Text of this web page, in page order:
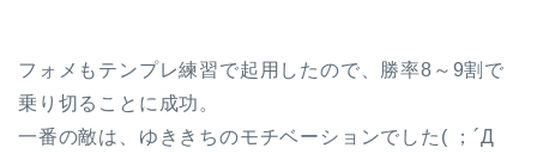
フォメもテンプレ練習で起用したので、勝率8～9割で
乗り切ることに成功。
一番の敵は、ゆききちのモチベーションでした( ；´Д